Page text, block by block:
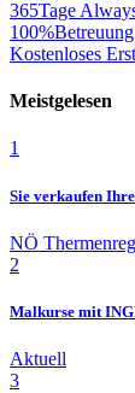
365Tage
100%Betreuung
Kostenloses
Meistgelesen
1
Sie verkaufen
NÖ
2
Malkurse mit
Aktuell
3